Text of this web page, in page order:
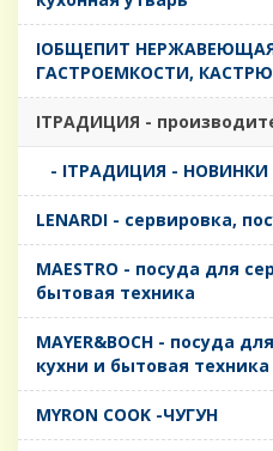
IОБЩЕПИТ
ГАСТРОЕМКОСТИ,
IТРАДИЦИЯ -
- IТРАДИЦИЯ - НОВИНКИ
LENARDI - сервировка,
MAESTRO - посуда для
бытовая техника
MAYER&BOCH - посуда
кухни и бытовая техника
MYRON COOK -ЧУГУН